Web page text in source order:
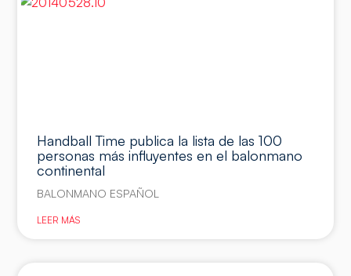
Handball Time publica la lista de las 100
personas más influyentes en el balonmano
continental
BALONMANO ESPAÑOL
LEER MÁS